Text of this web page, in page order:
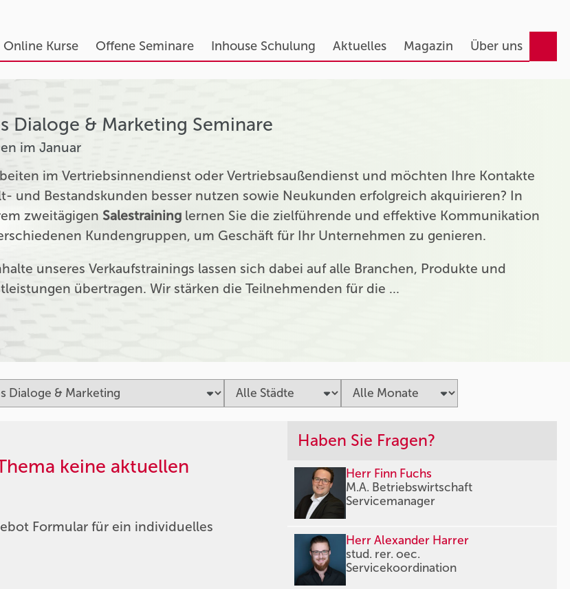
Online Kurse Offene Seminare Inhouse Schulung Aktuelles Magazin Über uns
Dialoge & Marketing Seminare
im Januar
im Vertriebsinnendienst oder Vertriebsaußendienst und möchten Ihre Kontakte
und Bestandskunden besser nutzen sowie Neukunden erfolgreich akquirieren? In
zweitägigenSalestraining lernen Sie die zielführende und effektive Kommunikation
Kundengruppen, um Geschäft für Ihr Unternehmen zu genieren.
unseres Verkaufstrainings lassen sich dabei auf alle Branchen, Produkte und
übertragen. Wir stärken die Teilnehmenden für die …
keine aktuellen
Formular für ein individuelles
Haben Sie Fragen?
Herr Finn Fuchs
M.A. Betriebswirtschaft
Servicemanager
Herr Alexander Harrer
stud. rer. oec.
Servicekoordination